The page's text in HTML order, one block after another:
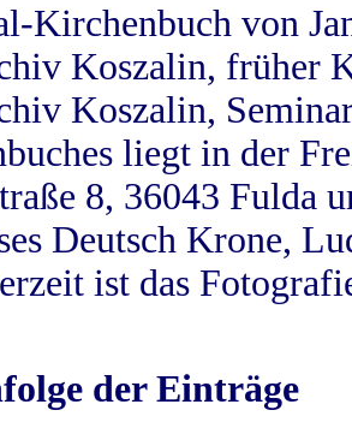
Kirchenbuch von
Koszalin, früher
Koszalin,
liegt in der
8, 36043 Fulda
Deutsch Krone,
ist das
der Einträge